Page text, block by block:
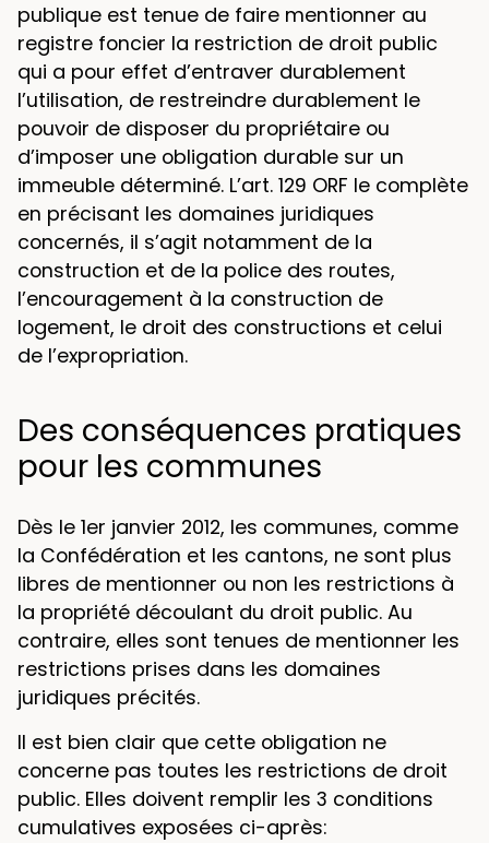
publique est tenue de faire mentionner au
registre foncier la restriction de droit public
qui a pour effet d’entraver durablement
l’utilisation, de restreindre durablement le
pouvoir de disposer du propriétaire ou
d’imposer une obligation durable sur un
immeuble déterminé. L’art. 129 ORF le complète
en précisant les domaines juridiques
concernés, il s’agit notamment de la
construction et de la police des routes,
l’encouragement à la construction de
logement, le droit des constructions et celui
de l’expropriation.
Des conséquences pratiques
pour les communes
Dès le 1er janvier 2012, les communes, comme
la Confédération et les cantons, ne sont plus
libres de mentionner ou non les restrictions à
la propriété découlant du droit public. Au
contraire, elles sont tenues de mentionner les
restrictions prises dans les domaines
juridiques précités.
Il est bien clair que cette obligation ne
concerne pas toutes les restrictions de droit
public. Elles doivent remplir les 3 conditions
cumulatives exposées ci-après: